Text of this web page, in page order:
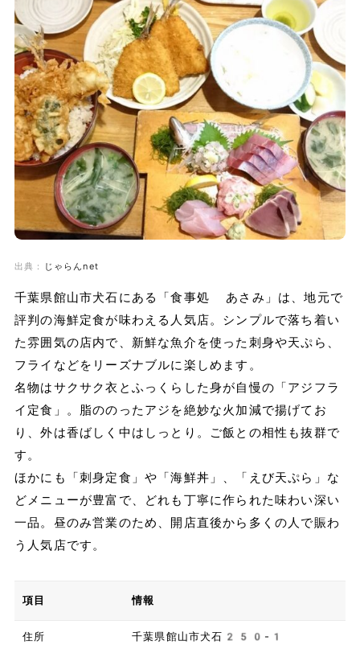
出典： じゃらんnet
千葉県館山市犬石にある「食事処 あさみ」は、地元で
評判の海鮮定食が味わえる人気店。シンプルで落ち着い
た雰囲気の店内で、新鮮な魚介を使った刺身や天ぷら、
フライなどをリーズナブルに楽しめます。
名物はサクサク衣とふっくらした身が自慢の「アジフラ
イ定食」。脂ののったアジを絶妙な火加減で揚げてお
り、外は香ばしく中はしっとり。ご飯との相性も抜群で
す。
ほかにも「刺身定食」や「海鮮丼」、「えび天ぷら」な
どメニューが豊富で、どれも丁寧に作られた味わい深い
一品。昼のみ営業のため、開店直後から多くの人で賑わ
う人気店です。
項目 情報
住所 千葉県館山市犬石250-1